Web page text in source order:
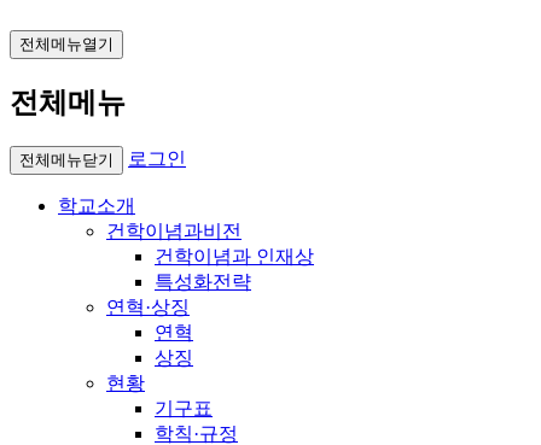
전체메뉴열기
전체메뉴
전체메뉴닫기 로그인
학교소개
건학이념과비전
건학이념과 인재상
특성화전략
연혁·상징
연혁
상징
현황
기구표
학칙·규정